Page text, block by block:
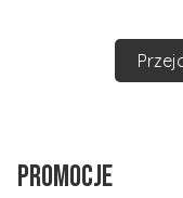
Promocje